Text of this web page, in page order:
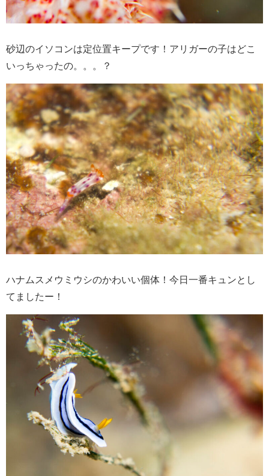
砂辺のイソコンは定位置キープです！アリガーの子はどこ
いっちゃったの。。。？
ハナムスメウミウシのかわいい個体！今日一番キュンとし
てましたー！